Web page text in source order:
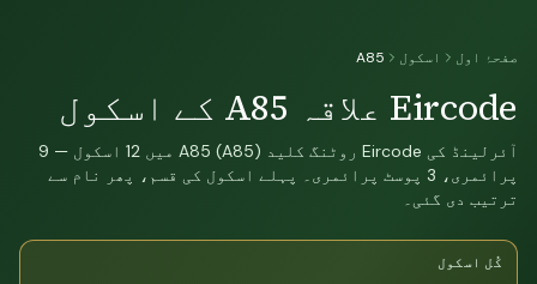
صفحۂ اول اسکول A85
Eircode علاقہ A85 کے اسکول
آئرلینڈ کی Eircode روٹنگ کلید A85 (A85) میں 12 اسکول — 9
پرائمری، 3 پوسٹ پرائمری۔ پہلے اسکول کی قسم، پھر نام سے
ترتیب دی گئی۔
کُل اسکول